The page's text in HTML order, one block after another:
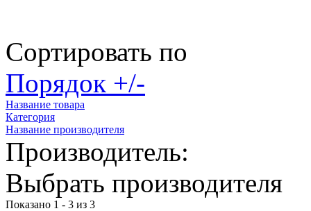
Сортировать по
Порядок +/-
Название товара
Категория
Название производителя
Производитель:
Выбрать производителя
Показано 1 - 3 из 3